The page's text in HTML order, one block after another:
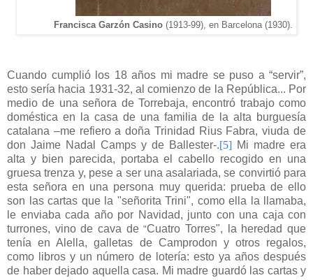
Francisca Garzón Casino(1913-99), en Barcelona (1930).
Cuando cumplió los 18 años mi madre se puso a “servir”,
esto sería hacia 1931-32, al comienzo de la República... Por
medio de una señora de Torrebaja, encontró trabajo como
doméstica en la casa de una familia de la alta burguesía
catalana –me refiero a doña Trinidad Rius Fabra, viuda de
don Jaime Nadal Camps y de Ballester-.[5] Mi madre era
alta y bien parecida, portaba el cabello recogido en una
gruesa trenza y, pese a ser una asalariada, se convirtió para
esta señora en una persona muy querida: prueba de ello
son las cartas que la "señorita Trini", como ella la llamaba,
le enviaba cada año por Navidad, junto con una caja con
turrones, vino de cava de"Cuatro Torres",
la heredad que
tenía en Alella, galletas de Camprodon y otros regalos,
como libros y un número de lotería: esto ya años después
de haber dejado aquella casa. Mi madre guardó las cartas y